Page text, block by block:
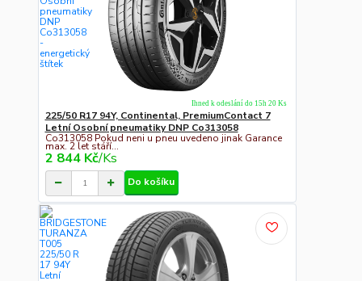
225/50 R17 94Y, Continental, PremiumContact 7
Letní Osobní pneumatiky DNP Co313058
Co313058 Pokud neni u pneu uvedeno jinak Garance
max. 2 let stáří...
2 844 Kč/Ks
Ihned k odeslání do 15h 20 Ks
Do košíku